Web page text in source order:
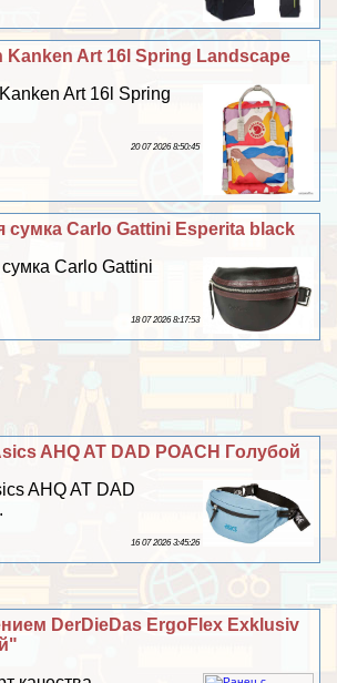
Kanken Art 16l Spring Landscape
Art 16l Spring
20 07 2026 8:50:45
сумка Carlo Gattini Esperita black
Carlo Gattini
18 07 2026 8:17:53
AHQ AT DAD POACH Гoлyбой
AHQ AT DAD
16 07 2026 3:45:26
DerDieDas ErgoFlex Exklusiv